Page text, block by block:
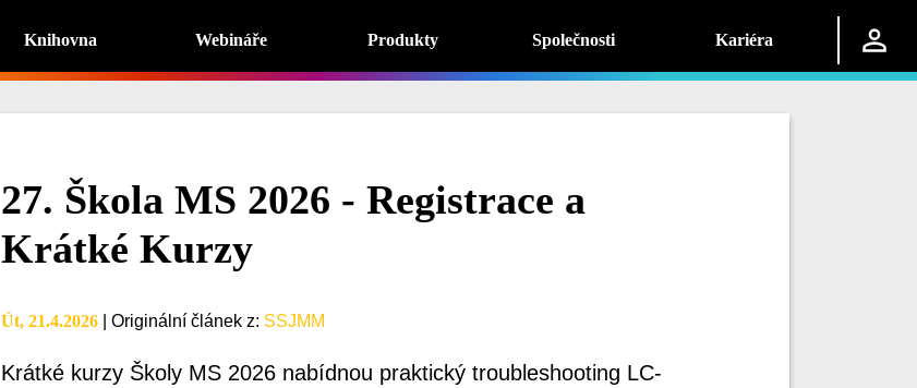
Knihovna Webináře Produkty Společnosti Kariéra
27. Škola MS 2026 - Registrace a
Krátké Kurzy
Út, 21.4.2026 Originální článek z: SSJMM
Krátké kurzy Školy MS 2026 nabídnou praktický troubleshooting LC-